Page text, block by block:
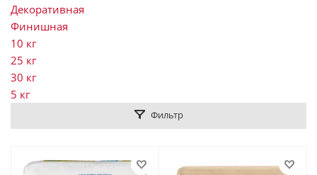
Декоративная
Финишная
10 кг
25 кг
30 кг
5 кг
Фильтр